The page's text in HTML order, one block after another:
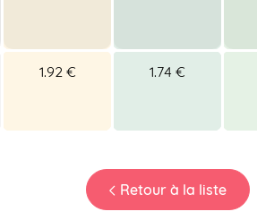
1.92 € 1.74 €
Retour à la liste